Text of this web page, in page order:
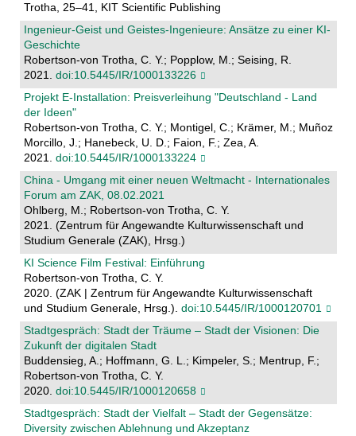
Trotha, 25–41, KIT Scientific Publishing
Ingenieur-Geist und Geistes-Ingenieure: Ansätze zu einer KI-
Geschichte
Robertson-von Trotha, C. Y.; Popplow, M.; Seising, R.
2021. doi:10.5445/IR/1000133226
Projekt E-Installation: Preisverleihung "Deutschland - Land
der Ideen"
Robertson-von Trotha, C. Y.; Montigel, C.; Krämer, M.; Muñoz
Morcillo, J.; Hanebeck, U. D.; Faion, F.; Zea, A.
2021. doi:10.5445/IR/1000133224
China - Umgang mit einer neuen Weltmacht - Internationales
Forum am ZAK, 08.02.2021
Ohlberg, M.; Robertson-von Trotha, C. Y.
2021. (Zentrum für Angewandte Kulturwissenschaft und
Studium Generale (ZAK), Hrsg.)
KI Science Film Festival: Einführung
Robertson-von Trotha, C. Y.
2020. (ZAK | Zentrum für Angewandte Kulturwissenschaft
und Studium Generale, Hrsg.). doi:10.5445/IR/1000120701
Stadtgespräch: Stadt der Träume – Stadt der Visionen: Die
Zukunft der digitalen Stadt
Buddensieg, A.; Hoffmann, G. L.; Kimpeler, S.; Mentrup, F.;
Robertson-von Trotha, C. Y.
2020. doi:10.5445/IR/1000120658
Stadtgespräch: Stadt der Vielfalt – Stadt der Gegensätze:
Diversity zwischen Ablehnung und Akzeptanz